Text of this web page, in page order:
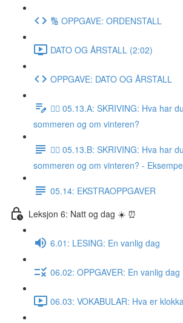
🔢 OPPGAVE: ORDENSTALL
DATO OG ÅRSTALL (2:02)
OPPGAVE: DATO OG ÅRSTALL
✍🏼 05.13.A: SKRIVING: Hva har
sommeren og om vinteren?
✍🏼 05.13.B: SKRIVING: Hva har
sommeren og om vinteren? -
05.14: EKSTRAOPPGAVER
Leksjon 6: Natt og dag ☀️ ⏰
6.01: LESING: En vanlig dag
06.02: OPPGAVER: En vanlig dag
06.03: VOKABULAR: Hva er